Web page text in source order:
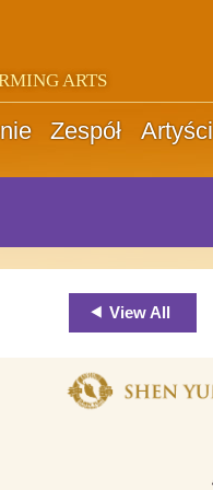
ARTS
Zespół Artyści
View All